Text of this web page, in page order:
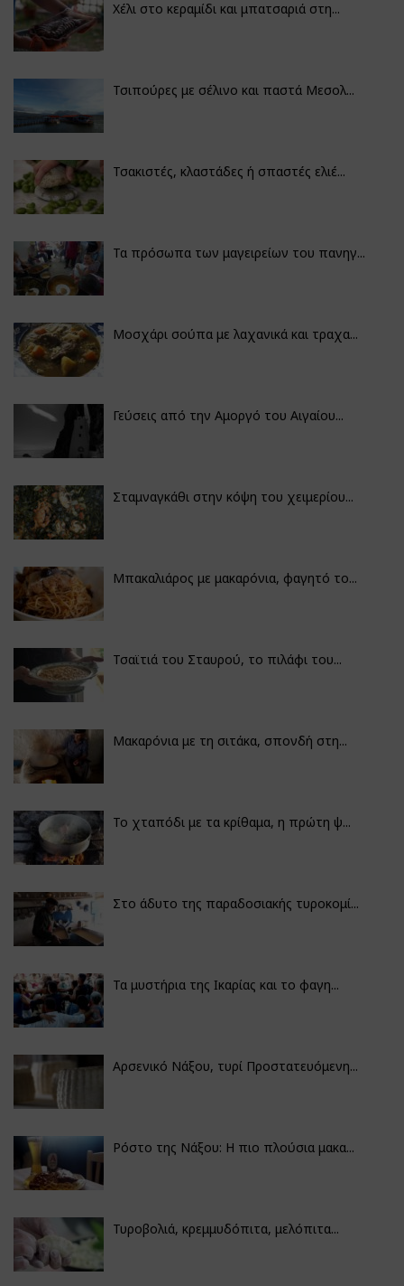
Χέλι στο κεραμίδι και μπατσαριά στη...
Τσιπούρες με σέλινο και παστά Μεσολ...
Τσακιστές, κλαστάδες ή σπαστές ελιέ...
Τα πρόσωπα των μαγειρείων του πανηγ...
Μοσχάρι σούπα με λαχανικά και τραχα...
Γεύσεις από την Αμοργό του Αιγαίου...
Σταμναγκάθι στην κόψη του χειμερίου...
Μπακαλιάρος με μακαρόνια, φαγητό το...
Τσαϊτιά του Σταυρού, το πιλάφι του...
Μακαρόνια με τη σιτάκα, σπονδή στη...
Το χταπόδι με τα κρίθαμα, η πρώτη ψ...
Στο άδυτο της παραδοσιακής τυροκομί...
Τα μυστήρια της Ικαρίας και το φαγη...
Αρσενικό Νάξου, τυρί Προστατευόμενη...
Ρόστο της Νάξου: Η πιο πλούσια μακα...
Τυροβολιά, κρεμμυδόπιτα, μελόπιτα...